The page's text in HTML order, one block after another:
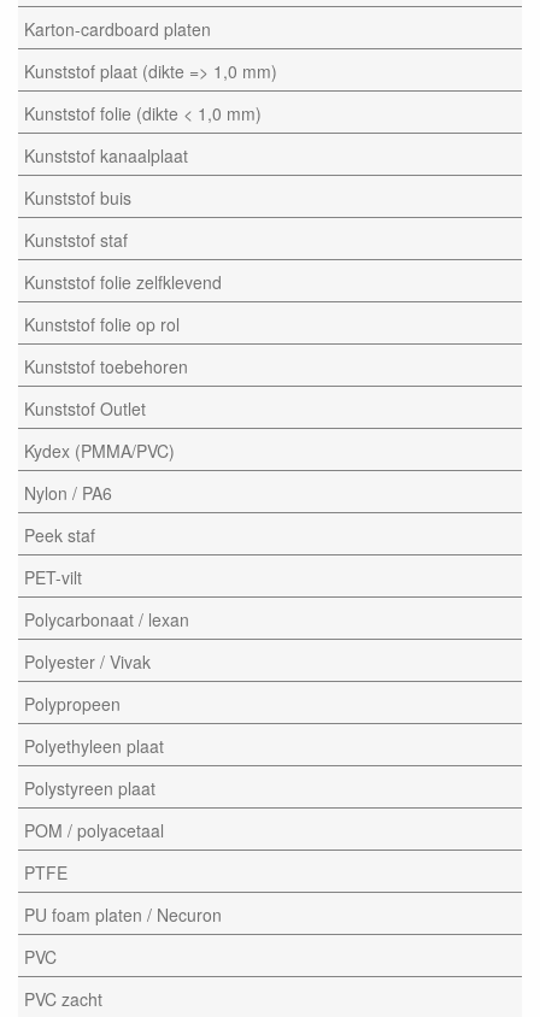
Karton-cardboard platen
Kunststof plaat (dikte => 1,0 mm)
Kunststof folie (dikte < 1,0 mm)
Kunststof kanaalplaat
Kunststof buis
Kunststof staf
Kunststof folie zelfklevend
Kunststof folie op rol
Kunststof toebehoren
Kunststof Outlet
Kydex (PMMA/PVC)
Nylon / PA6
Peek staf
PET-vilt
Polycarbonaat / lexan
Polyester / Vivak
Polypropeen
Polyethyleen plaat
Polystyreen plaat
POM / polyacetaal
PTFE
PU foam platen / Necuron
PVC
PVC zacht